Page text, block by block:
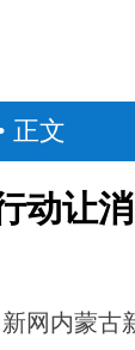
正文
动让
网内蒙古